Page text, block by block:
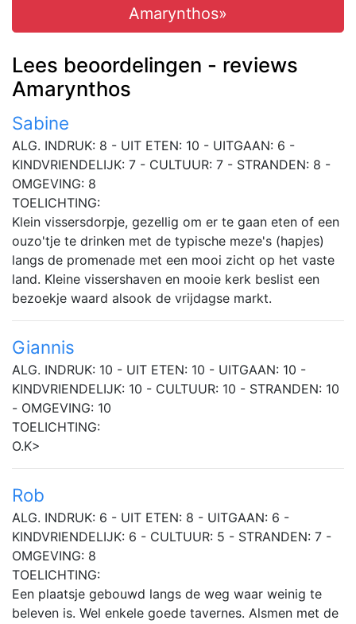
Amarynthos»
Lees beoordelingen - reviews
Amarynthos
Sabine
ALG. INDRUK: 8 - UIT ETEN: 10 - UITGAAN: 6 -
KINDVRIENDELIJK: 7 - CULTUUR: 7 - STRANDEN: 8 -
OMGEVING: 8
TOELICHTING:
Klein vissersdorpje, gezellig om er te gaan eten of een
ouzo'tje te drinken met de typische meze's (hapjes)
langs de promenade met een mooi zicht op het vaste
land. Kleine vissershaven en mooie kerk beslist een
bezoekje waard alsook de vrijdagse markt.
Giannis
ALG. INDRUK: 10 - UIT ETEN: 10 - UITGAAN: 10 -
KINDVRIENDELIJK: 10 - CULTUUR: 10 - STRANDEN: 10
- OMGEVING: 10
TOELICHTING:
O.K>
Rob
ALG. INDRUK: 6 - UIT ETEN: 8 - UITGAAN: 6 -
KINDVRIENDELIJK: 6 - CULTUUR: 5 - STRANDEN: 7 -
OMGEVING: 8
TOELICHTING:
Een plaatsje gebouwd langs de weg waar weinig te
beleven is. Wel enkele goede tavernes. Alsmen met de